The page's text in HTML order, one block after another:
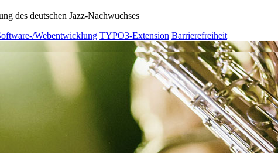
des deutschen Jazz-Nachwuchses
Webentwicklung TYPO3-Extension Barrierefreiheit